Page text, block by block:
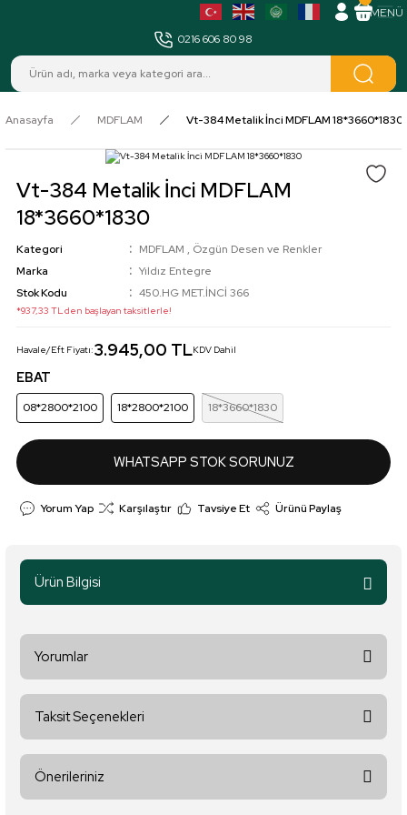
0216 606 80 98
Anasayfa MDFLAM Vt-384 Metalik İnci MDFLAM 18*3660*1830
Vt-384 Metalik İnci MDFLAM
18*3660*1830
Kategori MDFLAM , Özgün Desen ve Renkler
Marka
Yıldız Entegre
Stok Kodu
450.HG MET.İNCİ 366
*937,33 TL den başlayan taksitlerle!
Havale/Eft Fiyatı:3.945,00 TLKDV Dahil
EBAT
08*2800*2100 18*2800*2100 18*3660*1830
WHATSAPP STOK SORUNUZ
Yorum Yap Karşılaştır Tavsiye Et Ürünü Paylaş
Ürün Bilgisi
Yorumlar
Taksit Seçenekleri
Önerileriniz